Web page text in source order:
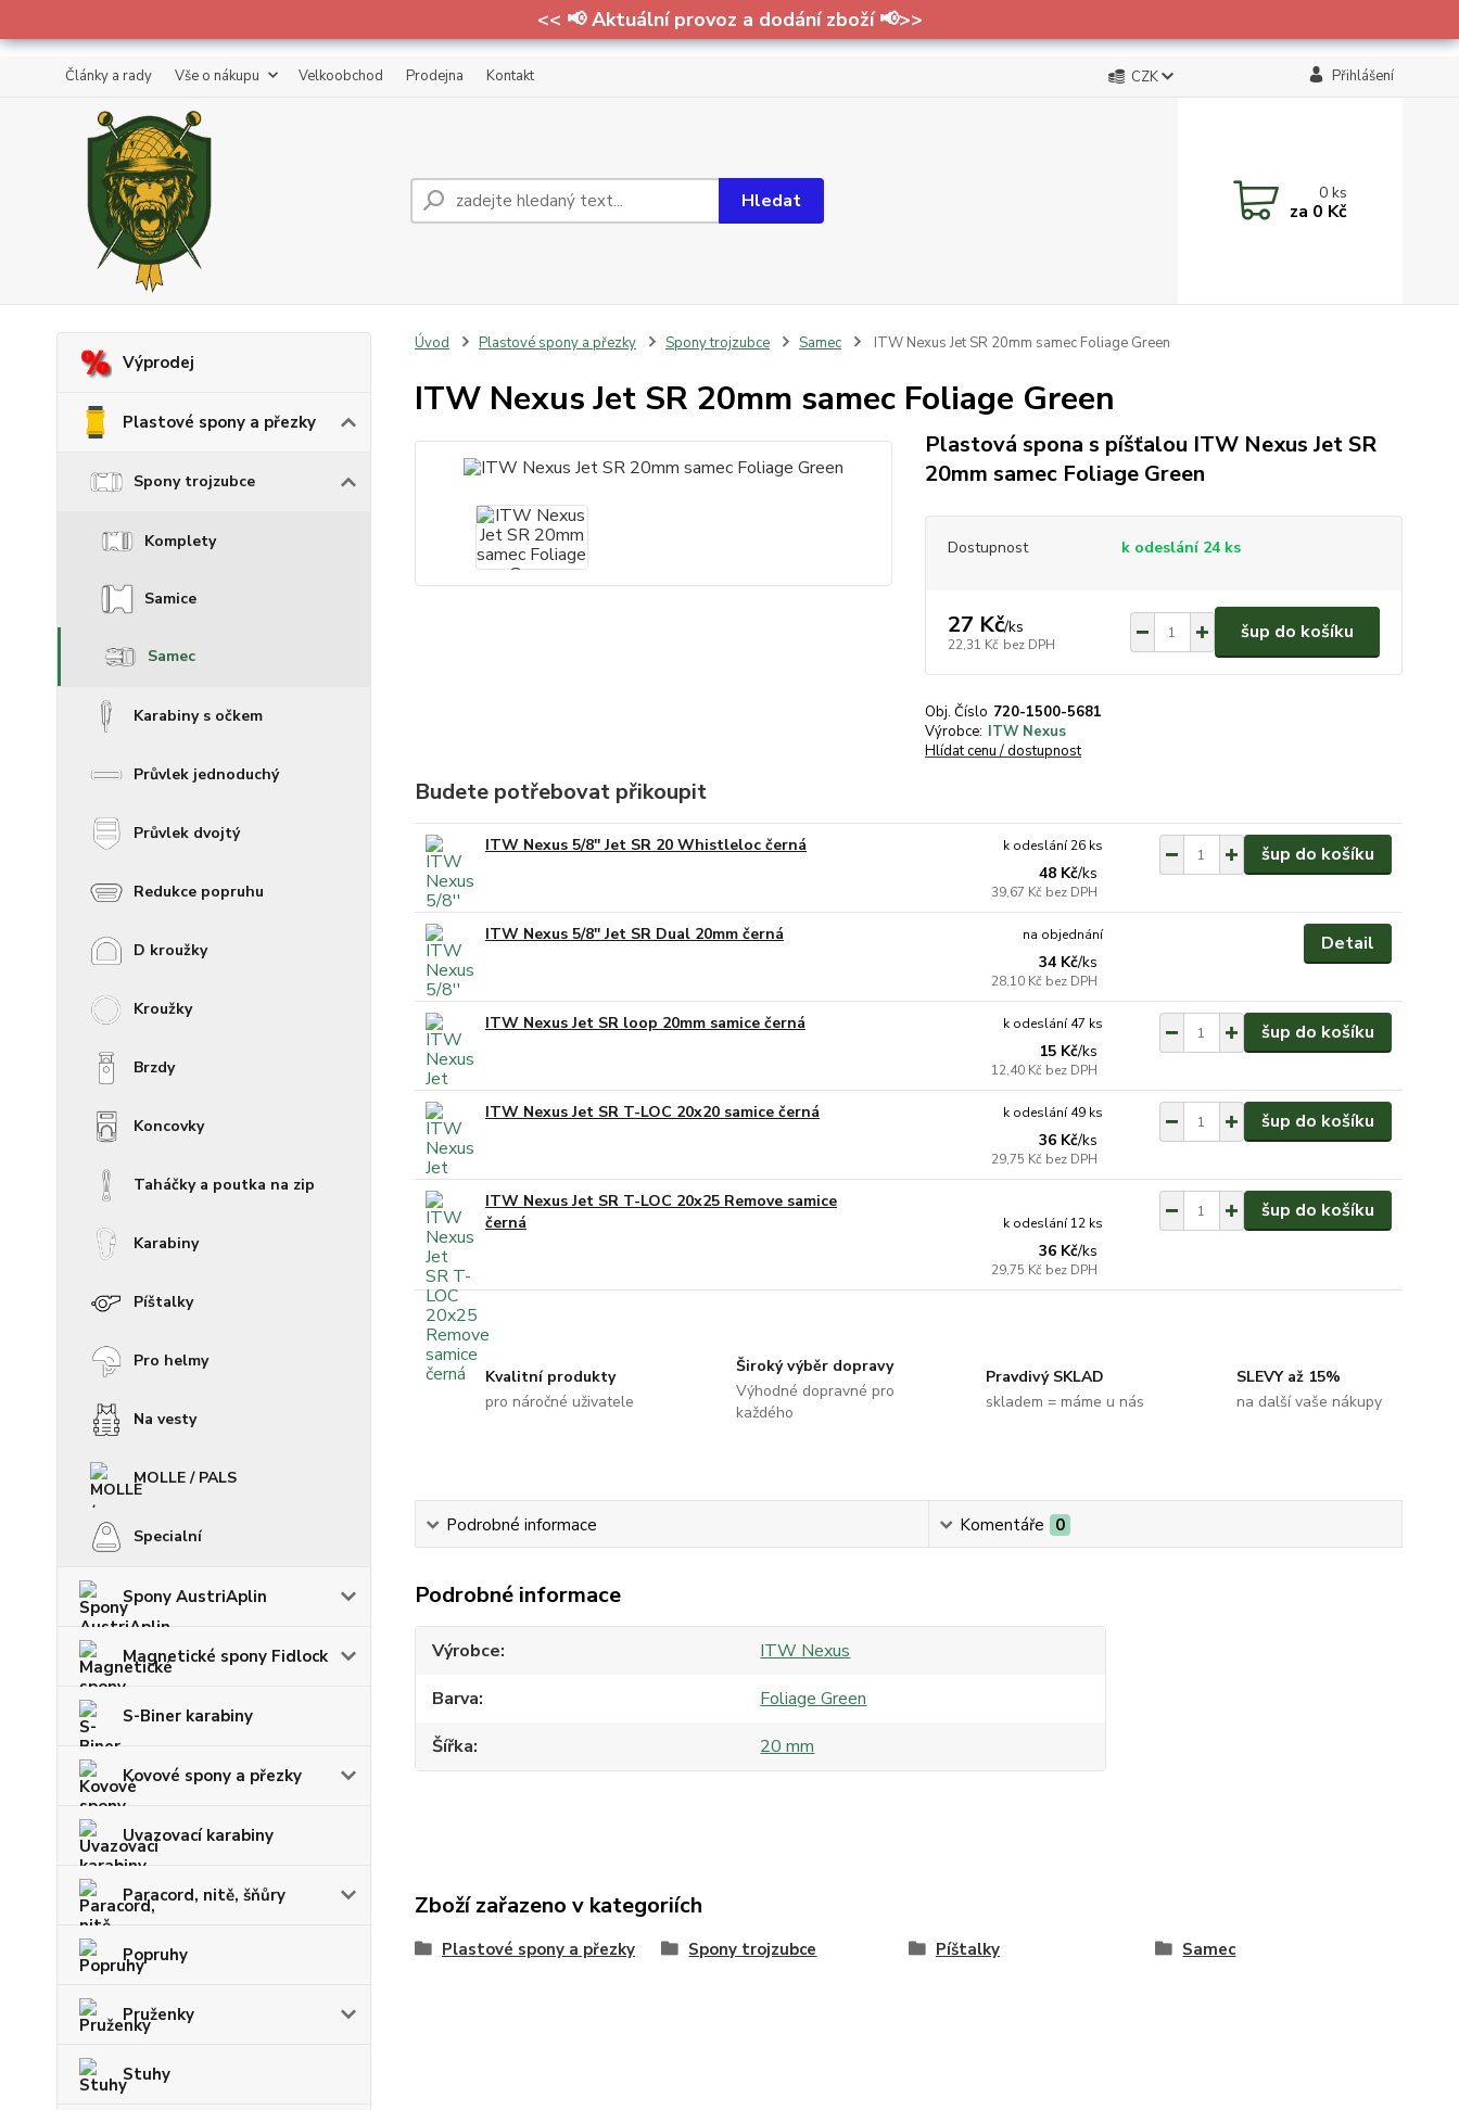
<< 📢 Aktuální provoz a dodání zboží 📢>>
Články a rady Vše o nákupu Velkoobchod Prodejna Kontakt CZK Přihlášení
Hledat 0ks
za 0 Kč
Výprodej
Plastové spony a přezky
Spony trojzubce
Komplety
Samice
Samec
Karabiny s očkem
Průvlek jednoduchý
Průvlek dvojtý
Redukce popruhu
D kroužky
Kroužky
Brzdy
Koncovky
Taháčky a poutka na zip
Karabiny
Píštalky
Pro helmy
Na vesty
MOLLE / PALS
Specialní
Spony AustriAplin
Magnetické spony Fidlock
S-Biner karabiny
Kovové spony a přezky
Uvazovací karabiny
Paracord, nitě, šňůry
Popruhy
Pruženky
Stuhy
Úvod Plastové spony a přezky Spony trojzubce Samec ITW Nexus Jet SR 20mm samec Foliage Green
ITW Nexus Jet SR 20mm samec Foliage Green
Plastová spona s píšťalou ITW Nexus Jet SR
20mm samec Foliage Green
Dostupnost k odeslání 24 ks
27 Kč/ks
22,31 Kč bez DPH
šup do košíku
Obj. Číslo 720-1500-5681
Výrobce: ITW Nexus
Hlídat cenu / dostupnost
Budete potřebovat přikoupit
ITW Nexus 5/8'' Jet SR 20 Whistleloc černá
48 Kč/ks
39,67 Kč bez DPH
k odeslání 26 ks šup do košíku
ITW Nexus 5/8'' Jet SR Dual 20mm černá
34 Kč/ks
28,10 Kč bez DPH
na objednání Detail
ITW Nexus Jet SR loop 20mm samice černá
15 Kč/ks
12,40 Kč bez DPH
k odeslání 47 ks šup do košíku
ITW Nexus Jet SR T-LOC 20x20 samice černá
36 Kč/ks
29,75 Kč bez DPH
k odeslání 49 ks šup do košíku
ITW Nexus Jet SR T-LOC 20x25 Remove samice
černá
36 Kč/ks
29,75 Kč bez DPH
k odeslání 12 ks
šup do košíku
Kvalitní produkty
pro náročné uživatele
Široký výběr dopravy
Výhodné dopravné pro
každého
Pravdivý SKLAD
skladem = máme u nás
SLEVY až 15%
na další vaše nákupy
Podrobné informace Komentáře 0
Podrobné informace
Výrobce
ITW Nexus
Barva
Foliage Green
Šířka
20 mm
Zboží zařazeno v kategoriích
Plastové spony a přezky Spony trojzubce Píštalky Samec